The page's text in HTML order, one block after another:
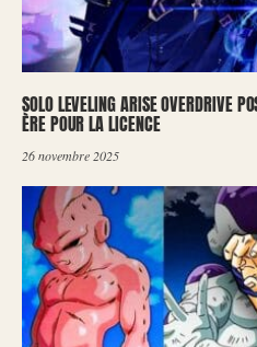
SOLO LEVELING ARISE OVERDRIVE
ÈRE POUR LA LICENCE
26 novembre 2025